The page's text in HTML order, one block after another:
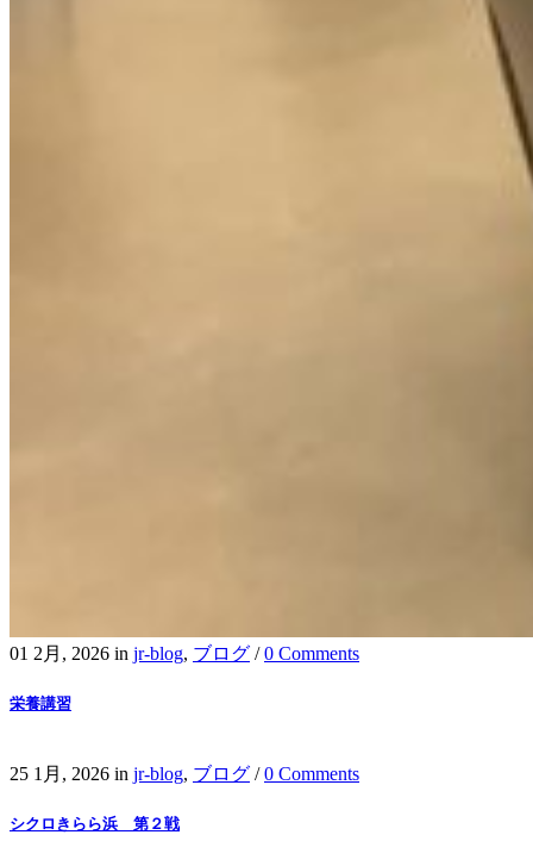
01 2月, 2026 in jr-blog, ブログ /0 Comments
栄養講習
25 1月, 2026 in jr-blog, ブログ /0 Comments
シクロきらら浜 第２戦